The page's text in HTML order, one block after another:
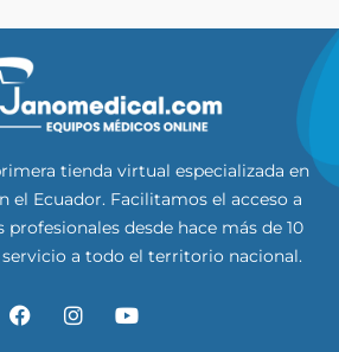
tienda virtual especializada en
el Ecuador. Facilitamos el acceso a
desde hace más de 10
a todo el territorio nacional.
F
a
I
n
Y
o